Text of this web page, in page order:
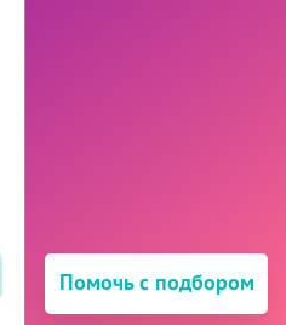
Помочь с подбором